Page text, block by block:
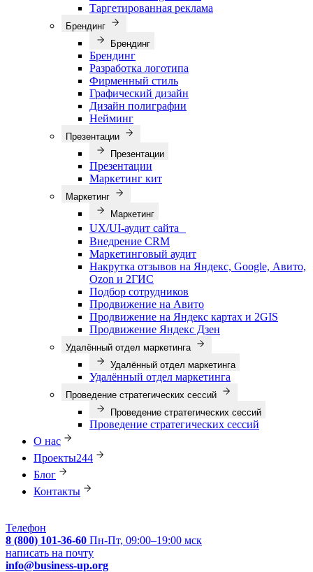
Таргетированная реклама
Брендинг
Брендинг
Брендинг
Разработка логотипа
Фирменный стиль
Графический дизайн
Дизайн полиграфии
Нейминг
Презентации
Презентации
Презентации
Маркетинг кит
Маркетинг
Маркетинг
UX/UI-аудит сайта
Внедрение CRM
Маркетинговый аудит
Накрутка отзывов на Яндекс, Google, Авито,
Ozon и 2ГИС
Подбор сотрудников
Продвижение на Авито
Продвижение на Яндекс картах и 2GIS
Продвижение Яндекс Дзен
Удалённый отдел маркетинга
Удалённый отдел маркетинга
Удалённый отдел маркетинга
Проведение стратегических сессий
Проведение стратегических сессий
Проведение стратегических сессий
О нас
Проекты244
Блог
Контакты
Телефон
8 (800) 101-36-60 Пн-Пт, 09:00–19:00 мск
написать на почту
info@business-up.org